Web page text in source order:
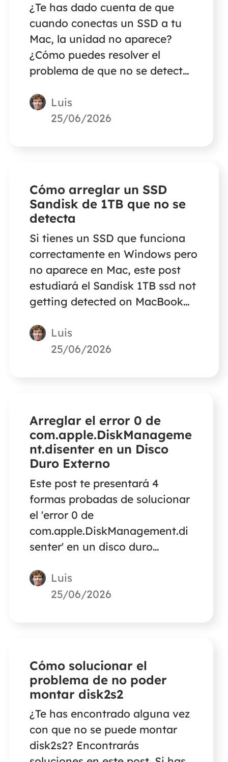
¿Te has dado cuenta de que
cuando conectas un SSD a tu
Mac, la unidad no aparece?
¿Cómo puedes resolver el
problema de que no se detecte
continuación encontrarás la
solución. Utiliza el software de
Luis
25/06/2026
Cómo arreglar un SSD
Sandisk de 1TB que no se
detecta
Si tienes un SSD que funciona
correctamente en Windows pero
no aparece en Mac, este post
estudiará el Sandisk 1TB ssd not
getting detected on MacBook
error.Luis
25/06/2026
Arreglar el error 0 de
com.apple.DiskManageme
nt.disenter en un Disco
Duro Externo
Este post te presentará 4
formas probadas de solucionar
el 'error 0 de
com.apple.DiskManagement.di
senter' en un disco duro
datos.Luis
25/06/2026
Cómo solucionar el
problema de no poder
montar disk2s2
¿Te has encontrado alguna vez
con que no se puede montar
disk2s2? Encontrarás